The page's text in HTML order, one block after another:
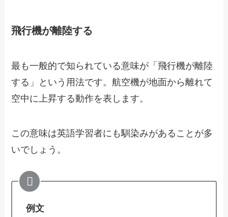
飛行機が離陸する
最も一般的で知られている意味が「飛行機が離陸
する」という用法です。航空機が地面から離れて
空中に上昇する動作を表します。
この意味は英語学習者にも馴染みがあることが多
いでしょう。
例文